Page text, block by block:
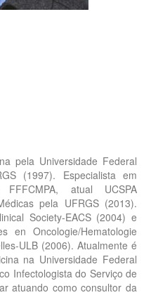
pela Universidade Federal
(1997). Especialista em
atual UCSPA
pela UFRGS (2013).
Society-EACS (2004) e
en Oncologie/Hematologie
ULB (2006). Atualmente é
na Universidade Federal
Infectologista do Serviço de
atuando como consultor da